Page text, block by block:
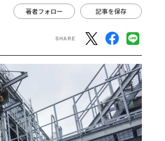
著者フォロー 記事を保存